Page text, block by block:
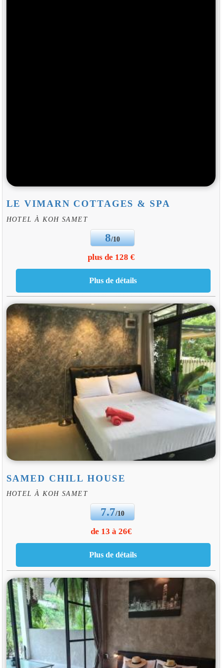
LE VIMARN COTTAGES & SPA
HOTEL À KOH SAMET
8/10
plus de 128 €
SAMED CHILL HOUSE
HOTEL À KOH SAMET
7.7/10
de 13 à 26€